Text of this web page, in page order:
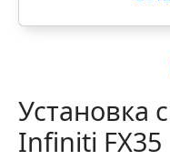
Установка
Infiniti FX35